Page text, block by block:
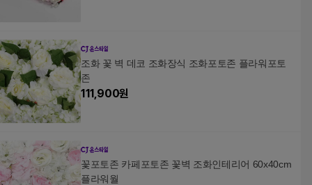
조화 꽃 벽 데코 조화장식 조화포토존 플라워포토
존
111,900원
꽃포토존 카페포토존 꽃벽 조화인테리어 60x40cm
플라워월